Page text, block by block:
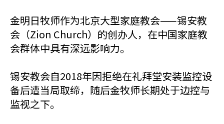
金明日牧师作为北京大型家庭教会——锡安教
会（Zion Church）的创办人，在中国家庭教
会群体中具有深远影响力。
锡安教会自2018年因拒绝在礼拜堂安装监控设
备后遭当局取缔，随后金牧师长期处于边控与
监视之下。